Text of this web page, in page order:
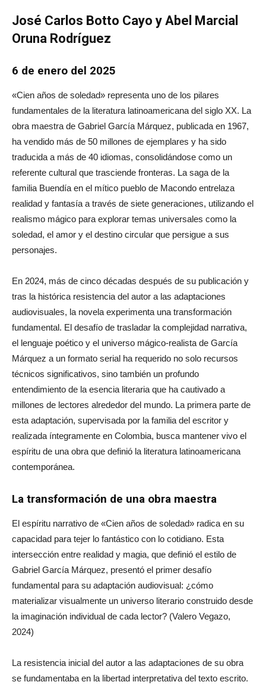
José Carlos Botto Cayo y Abel Marcial
Oruna Rodríguez
6 de enero del 2025
«Cien años de soledad» representa uno de los pilares
fundamentales de la literatura latinoamericana del siglo XX. La
obra maestra de Gabriel García Márquez, publicada en 1967,
ha vendido más de 50 millones de ejemplares y ha sido
traducida a más de 40 idiomas, consolidándose como un
referente cultural que trasciende fronteras. La saga de la
familia Buendía en el mítico pueblo de Macondo entrelaza
realidad y fantasía a través de siete generaciones, utilizando el
realismo mágico para explorar temas universales como la
soledad, el amor y el destino circular que persigue a sus
personajes.
En 2024, más de cinco décadas después de su publicación y
tras la histórica resistencia del autor a las adaptaciones
audiovisuales, la novela experimenta una transformación
fundamental. El desafío de trasladar la complejidad narrativa,
el lenguaje poético y el universo mágico-realista de García
Márquez a un formato serial ha requerido no solo recursos
técnicos significativos, sino también un profundo
entendimiento de la esencia literaria que ha cautivado a
millones de lectores alrededor del mundo. La primera parte de
esta adaptación, supervisada por la familia del escritor y
realizada íntegramente en Colombia, busca mantener vivo el
espíritu de una obra que definió la literatura latinoamericana
contemporánea.
La transformación de una obra maestra
El espíritu narrativo de «Cien años de soledad» radica en su
capacidad para tejer lo fantástico con lo cotidiano. Esta
intersección entre realidad y magia, que definió el estilo de
Gabriel García Márquez, presentó el primer desafío
fundamental para su adaptación audiovisual: ¿cómo
materializar visualmente un universo literario construido desde
la imaginación individual de cada lector? (Valero Vegazo,
2024)
La resistencia inicial del autor a las adaptaciones de su obra
se fundamentaba en la libertad interpretativa del texto escrito.